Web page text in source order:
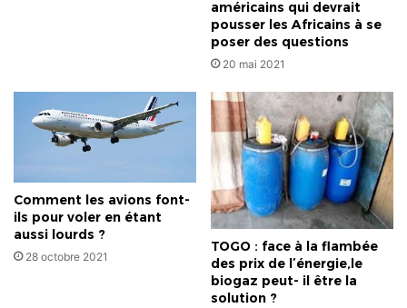
américains qui devrait
pousser les Africains à se
poser des questions
20 mai 2021
Comment les avions font-
ils pour voler en étant
aussi lourds ?
28 octobre 2021
TOGO : face à la flambée
des prix de l’énergie,le
biogaz peut- il être la
solution ?